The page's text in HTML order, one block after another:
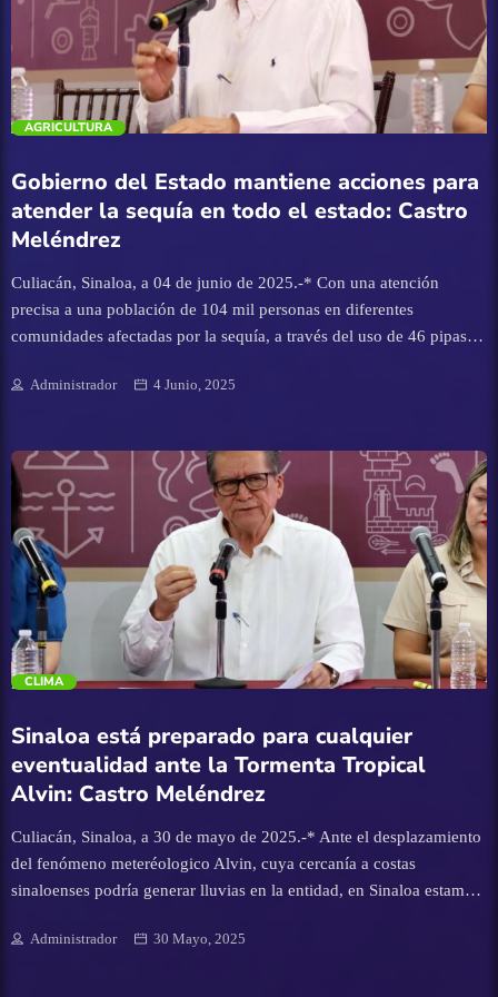
Turismo
UAS
programa de 40 recorridos, que habrán de realizarse en los lugares
determinados y que tienen que ver con las áreas donde están
localizadas los embalses, las presas, […]
trending_flat
AGRICULTURA
Gobierno del Estado mantiene acciones para
atender la sequía en todo el estado: Castro
Meléndrez
Culiacán, Sinaloa, a 04 de junio de 2025.-* Con una atención
precisa a una población de 104 mil personas en diferentes
comunidades afectadas por la sequía, a través del uso de 46 pipas
disponibilidad de agua embotellada, entre otras acciones, Gobierno
Castro Meléndrez, durante la conferencia de la Vocería Estatal. Con
un presupuesto de 12 millones de pesos, durante el presente mes de
junio se iniciará con el proceso de bombardeo de nubes para
generar condiciones más propicias para las lluvias, sin embargo, es
necesario esperar el análisis correspondiente para comenzar con esta
estrategia, precisó. Para concluir, el Vocero Estatal destacó que la
estimulación de lluvias tiene como objetivo asegurar mejores […]
Administrador 4 Junio, 2025
trending_flat
CLIMA
Sinaloa está preparado para cualquier
eventualidad ante la Tormenta Tropical
Alvin: Castro Meléndrez
Culiacán, Sinaloa, a 30 de mayo de 2025.-* Ante el desplazamiento
del fenómeno meteréologico Alvin, cuya cercanía a costas
sinaloenses podría generar lluvias en la entidad, en Sinaloa estamos
destacó este viernes Feliciano Castro Meléndrez, Secretario General
Administrador 30 Mayo, 2025